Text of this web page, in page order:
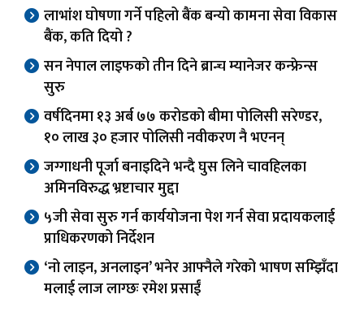
लाभांश घोषणा गर्ने पहिलो बैंक बन्यो कामना सेवा विकास
बैंक, कति दियो ?
सन नेपाल लाइफको तीन दिने ब्रान्च म्यानेजर कन्फ्रेन्स
सुरु
वर्षदिनमा १३ अर्ब ७७ करोडको बीमा पोलिसी सरेण्डर,
१० लाख ३० हजार पोलिसी नवीकरण नै भएनन्
जग्गाधनी पूर्जा बनाइदिने भन्दै घुस लिने चावहिलका
अमिनविरुद्ध भ्रष्टाचार मुद्दा
५जी सेवा सुरु गर्न कार्ययोजना पेश गर्न सेवा प्रदायकलाई
प्राधिकरणको निर्देशन
‘नो लाइन, अनलाइन’ भनेर आफ्नैले गरेको भाषण सम्झिँदा
मलाई लाज लाग्छः रमेश प्रसाईं